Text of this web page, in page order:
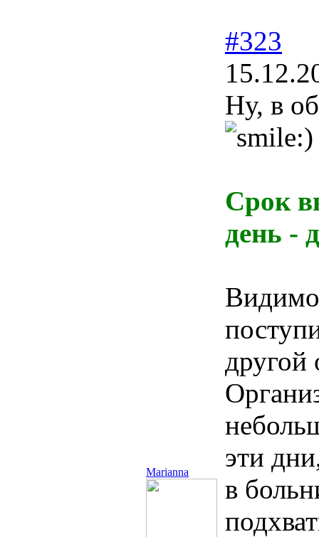
Marianna
#323
Ну, в
Срок
день -
другой
эти
в